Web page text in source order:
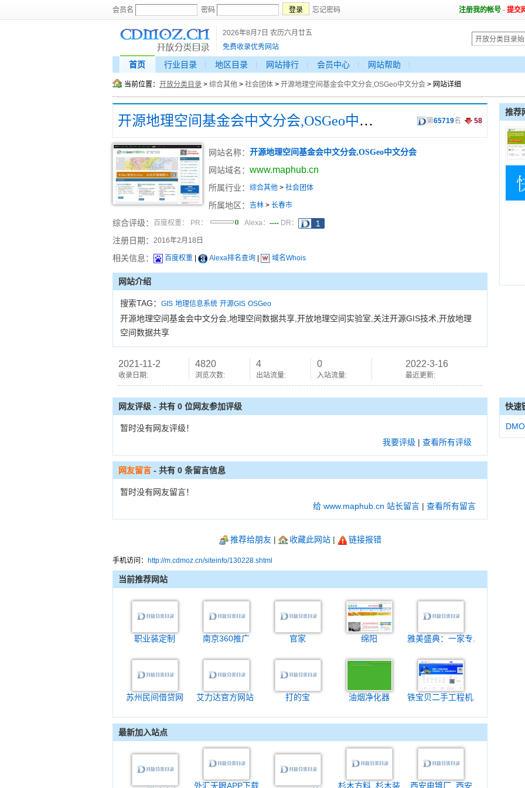
会员名 密码 忘记密码 注册我的帐号 - 提交
2026年8月7日 农历六月廿五
免费收录优秀网站
首页 行业目录 地区目录 网站排行 会员中心 网站帮助
当前位置： 开放分类目录 > 综合其他 > 社会团体 > 开源地理空间基金会中文分会,OSGeo中文分会 > 网站详细
开源地理空间基金会中文分会,OSGeo中文分会 第65719名 58
网站名称： 开源地理空间基金会中文分会,OSGeo中文分会
网站域名： www.maphub.cn
所属行业： 综合其他 > 社会团体
所属地区： 吉林 > 长春市
综合评级： 百度权重： PR： Alexa： ---- DR：
注册日期： 2016年2月18日
相关信息： 百度权重 Alexa排名查询 域名Whois
网站介绍
搜索TAG： GIS 地理信息系统 开源GIS OSGeo
开源地理空间基金会中文分会,地理空间数据共享,开放地理空间实验室,关注开源GIS技术,开放地理
空间数据共享
2021-11-2
收录日期:
4820
浏览次数:
4
出站流量:
0
入站流量:
2022-3-16
最近更新:
推荐
网友评级 - 共有 0 位网友参加评级
暂时没有网友评级！
我要评级 | 查看所有评级
网友留言 - 共有 0 条留言信息
暂时没有网友留言！
给 www.maphub.cn 站长留言 | 查看所有留言
推荐给朋友 | 收藏此网站| 链接报错
手机访问： http://m.cdmoz.cn/siteinfo/130228.shtml
当前推荐网站
职业装定制 南京360推广 官家 绵阳 雅美盛典：一家专.
苏州民间借贷网 艾力达官方网站 打的宝 油烟净化器 铁宝贝二手工程机.
最新加入站点
外汇天眼APP下载 杉木方料_杉木装 西安电镀厂_西安
快速